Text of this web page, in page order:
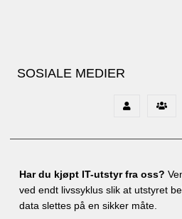
SOSIALE MEDIER
Har du kjøpt IT-utstyr fra oss?
ved endt livssyklus slik at utstyret
data slettes på en sikker måte.